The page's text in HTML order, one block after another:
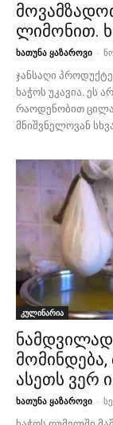
ლიმონით.
ხათუნა ყაზაროვი -
ჯანსაღი
ხაჭოს უკავია. ეს
რაოდენობით
მნიშვნელოვან
კულინარია
მომინდება,
ასეთს ვერ
ხათუნა ყაზაროვი -